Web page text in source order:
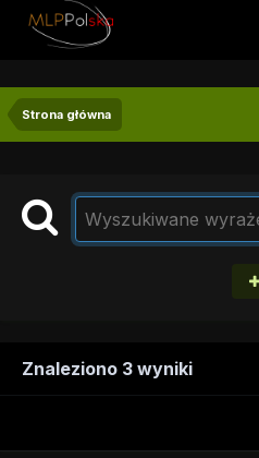
Strona główna
Znaleziono 3 wyniki